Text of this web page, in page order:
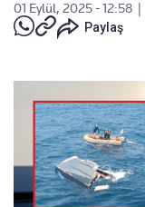
01 Eylül, 2025 - 12:58
Paylaş